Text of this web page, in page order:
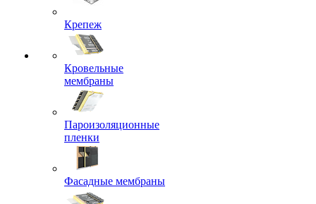
Крепеж
Кровельные
мембраны
Пароизоляционные
пленки
Фасадные мембраны